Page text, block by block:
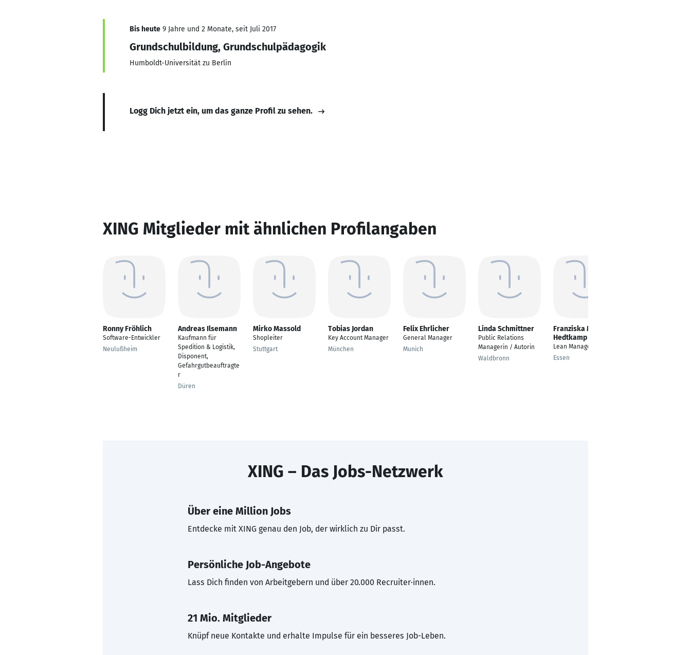
Bis heute 9 Jahre und 2 Monate, seit Juli 2017
Grundschulbildung, Grundschulpädagogik
Humboldt-Universität zu Berlin
Logg Dich jetzt ein, um das ganze Profil zu sehen.
XING Mitglieder mit ähnlichen Profilangaben
Ronny Fröhlich
Software-Entwickler
Neulußheim
Andreas Ilsemann
Kaufmann für
Spedition & Logistik,
Disponent,
Gefahrgutbeauftragte
r
Düren
Mirko Massold
Shopleiter
Stuttgart
Tobias Jordan
Key Account Manager
München
Felix Ehrlicher
General Manager
Munich
Linda Schmittner
Public Relations
Managerin / Autorin
Waldbronn
Franziska Maria
Hedtkamp
Lean Managerin
Essen
XING – Das Jobs-Netzwerk
Über eine Million Jobs
Entdecke mit XING genau den Job, der wirklich zu Dir passt.
Persönliche Job-Angebote
Lass Dich finden von Arbeitgebern und über 20.000 Recruiter·innen.
21 Mio. Mitglieder
Knüpf neue Kontakte und erhalte Impulse für ein besseres Job-Leben.